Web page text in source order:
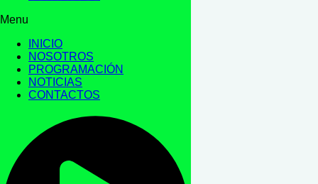
Menu
INICIO
NOSOTROS
PROGRAMACIÓN
NOTICIAS
CONTACTOS